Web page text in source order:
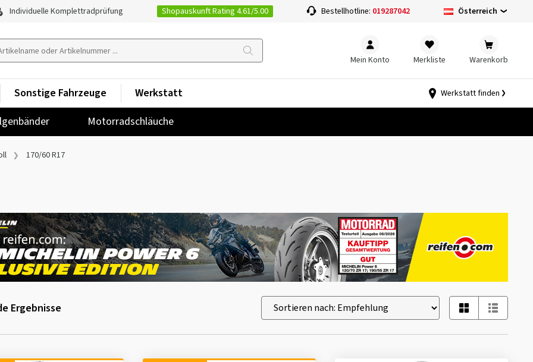
Individuelle Komplettradprüfung Shopauskunft Rating 4.61/5.00 Bestellhotline: 019287042 Österreich
Mein Konto Merkliste Warenkorb
Motorradschläuche
Sonstige Fahrzeuge Werkstatt Werkstatt finden
170/60 R17
Ergebnisse